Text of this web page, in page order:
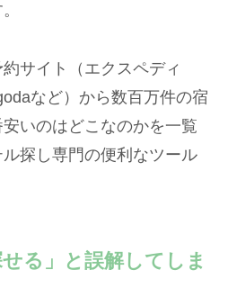
サイト（エクスペディ
など）から数百万件の宿
いのはどこなのかを一覧
探し専門の便利なツール
る」と誤解してしま